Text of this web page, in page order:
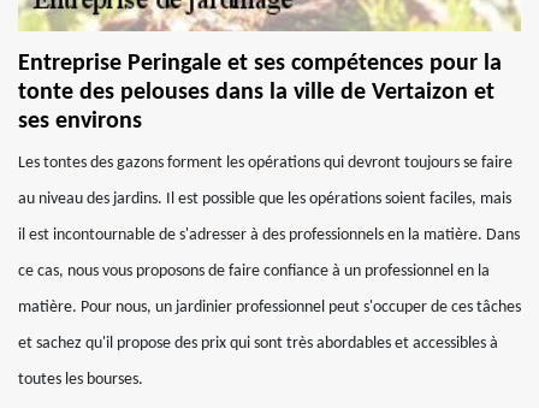
Entreprise Peringale et ses compétences pour la
tonte des pelouses dans la ville de Vertaizon et
ses environs
Les tontes des gazons forment les opérations qui devront toujours se faire
au niveau des jardins. Il est possible que les opérations soient faciles, mais
il est incontournable de s'adresser à des professionnels en la matière. Dans
ce cas, nous vous proposons de faire confiance à un professionnel en la
matière. Pour nous, un jardinier professionnel peut s'occuper de ces tâches
et sachez qu'il propose des prix qui sont très abordables et accessibles à
toutes les bourses.